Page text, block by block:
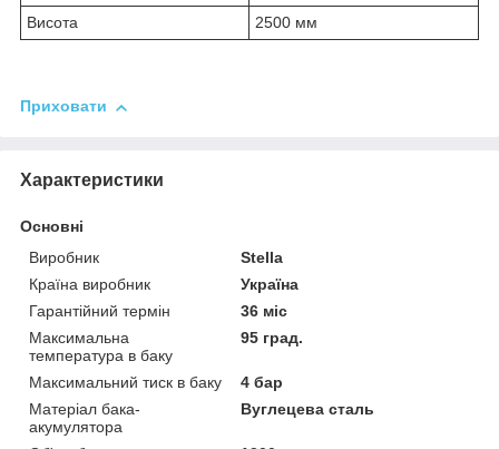
Висота
2500 мм
Приховати
Характеристики
Основні
Виробник
Stella
Країна виробник
Україна
Гарантійний термін
36 міс
Максимальна
температура в баку
95 град.
Максимальний тиск в баку
4 бар
Матеріал бака-
акумулятора
Вуглецева сталь